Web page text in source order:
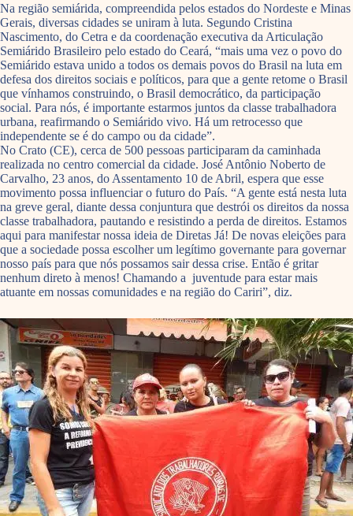
Na região semiárida, compreendida pelos estados do Nordeste e Minas
Gerais, diversas cidades se uniram à luta. Segundo Cristina
Nascimento, do Cetra e da coordenação executiva da Articulação
Semiárido Brasileiro pelo estado do Ceará, “mais uma vez o povo do
Semiárido estava unido a todos os demais povos do Brasil na luta em
defesa dos direitos sociais e políticos, para que a gente retome o Brasil
que vínhamos construindo, o Brasil democrático, da participação
social. Para nós, é importante estarmos juntos da classe trabalhadora
urbana, reafirmando o Semiárido vivo. Há um retrocesso que
independente se é do campo ou da cidade”.
No Crato (CE), cerca de 500 pessoas participaram da caminhada
realizada no centro comercial da cidade. José Antônio Noberto de
Carvalho, 23 anos, do Assentamento 10 de Abril, espera que esse
movimento possa influenciar o futuro do País. “A gente está nesta luta
na greve geral, diante dessa conjuntura que destrói os direitos da nossa
classe trabalhadora, pautando e resistindo a perda de direitos. Estamos
aqui para manifestar nossa ideia de Diretas Já! De novas eleições para
que a sociedade possa escolher um legítimo governante para governar
nosso país para que nós possamos sair dessa crise. Então é gritar
nenhum direto à menos! Chamando a juventude para estar mais
atuante em nossas comunidades e na região do Cariri”, diz.